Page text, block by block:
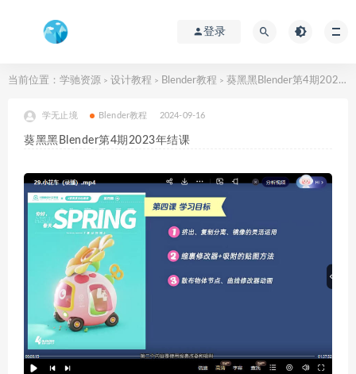
登录
当前位置： 学驰资源 > 设计教程 > Blender教程 > 葵黑黑Blender第4期2023年结课
学无止境 Blender教程 2024-09-16
葵黑黑Blender第4期2023年结课